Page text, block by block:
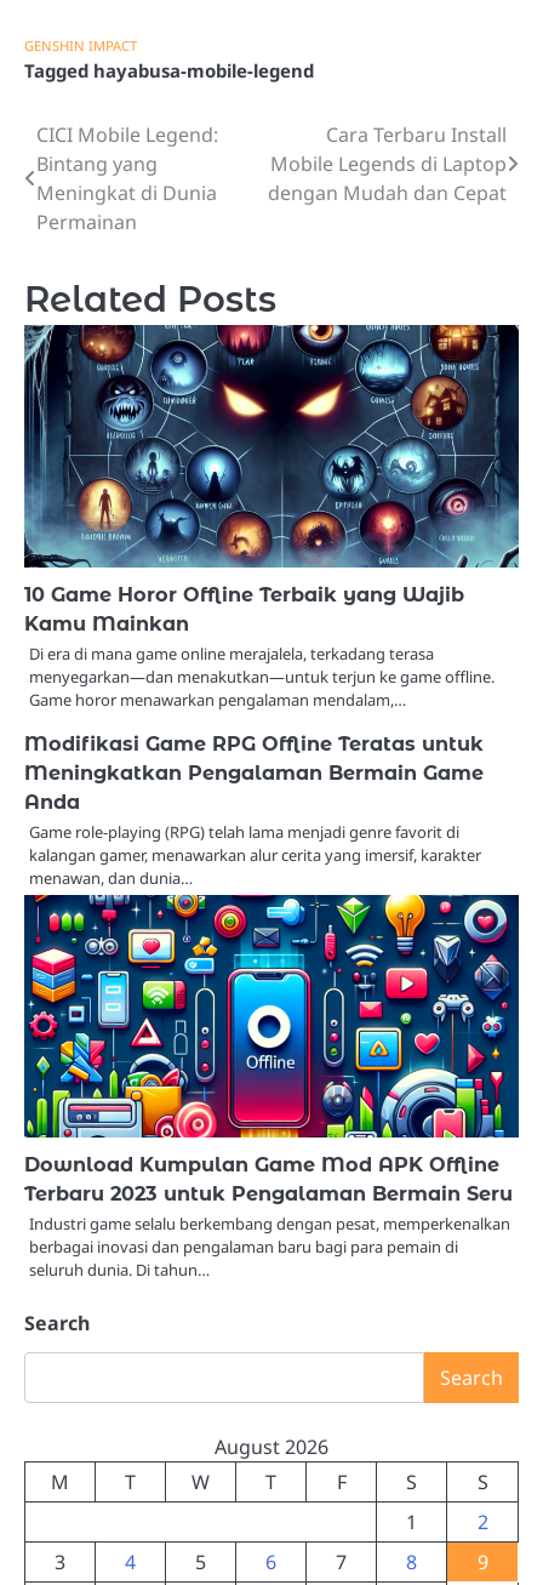
GENSHIN IMPACT
Tagged hayabusa-mobile-legend
Post
navigation
CICI Mobile Legend:
Bintang yang
Meningkat di Dunia
Permainan
Cara Terbaru Install
Mobile Legends di Laptop
dengan Mudah dan Cepat
Related Posts
10 Game Horor Offline Terbaik yang Wajib
Kamu Mainkan
Di era di mana game online merajalela, terkadang terasa
menyegarkan—dan menakutkan—untuk terjun ke game offline.
Game horor menawarkan pengalaman mendalam,…
Modifikasi Game RPG Offline Teratas untuk
Meningkatkan Pengalaman Bermain Game
Anda
Game role-playing (RPG) telah lama menjadi genre favorit di
kalangan gamer, menawarkan alur cerita yang imersif, karakter
menawan, dan dunia…
Download Kumpulan Game Mod APK Offline
Terbaru 2023 untuk Pengalaman Bermain Seru
Industri game selalu berkembang dengan pesat, memperkenalkan
berbagai inovasi dan pengalaman baru bagi para pemain di
seluruh dunia. Di tahun…
Search
Search
August 2026
M
T W T F S
S
1
2
3
4 5 6 7 8
9